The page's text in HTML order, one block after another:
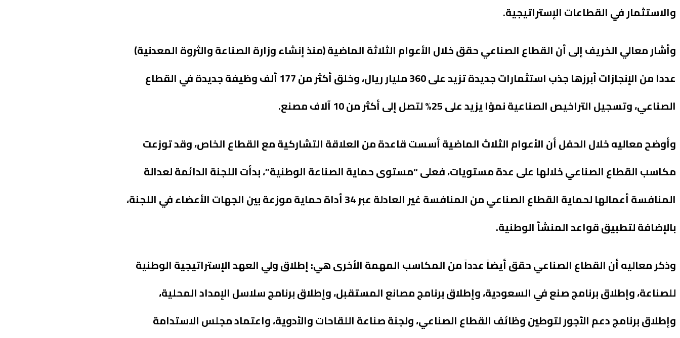
والاستثمار في القطاعات الإستراتيجية.
وأشار معالي الخريف إلى أن القطاع الصناعي حقق خلال الأعوام الثلاثة الماضية (منذ إنشاء وزارة الصناعة والثروة المعدنية)
عدداً من الإنجازات أبرزها جذب استثمارات جديدة تزيد على 360 مليار ريال، وخلق أكثر من 177 ألف وظيفة جديدة في القطاع
الصناعي، وتسجيل التراخيص الصناعية نموًا يزيد على 25% لتصل إلى أكثر من 10 آلاف مصنع.
وأوضح معاليه خلال الحفل أن الأعوام الثلاث الماضية أسست قاعدة من العلاقة التشاركية مع القطاع الخاص، وقد توزعت
مكاسب القطاع الصناعي خلالها على عدة مستويات، فعلى “مستوى حماية الصناعة الوطنية”، بدأت اللجنة الدائمة لعدالة
المنافسة أعمالها لحماية القطاع الصناعي من المنافسة غير العادلة عبر 34 أداة حماية موزعة بين الجهات الأعضاء في اللجنة،
بالإضافة لتطبيق قواعد المنشأ الوطنية.
وذكر معاليه أن القطاع الصناعي حقق أيضاً عدداً من المكاسب المهمة الأخرى هي: إطلاق ولي العهد الإستراتيجية الوطنية
للصناعة، وإطلاق برنامج صنع في السعودية، وإطلاق برنامج مصانع المستقبل، وإطلاق برنامج سلاسل الإمداد المحلية،
وإطلاق برنامج دعم الأجور لتوطين وظائف القطاع الصناعي، ولجنة صناعة اللقاحات والأدوية، واعتماد مجلس الاستدامة